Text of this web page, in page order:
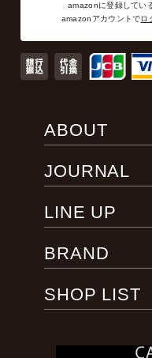
amazonに登録してい
amazonアカウントでロ
ABOUT
JOURNAL
LINE UP
BRAND
SHOP LIST